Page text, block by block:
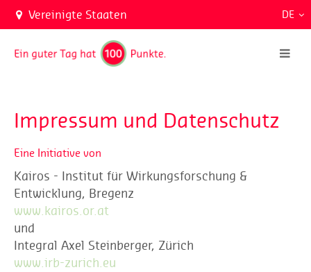
Vereinigte Staaten DE
Impressum und Datenschutz
Eine Initiative von
Kairos - Institut für Wirkungsforschung &
Entwicklung, Bregenz
www.kairos.or.at
und
Integral Axel Steinberger, Zürich
www.irb-zurich.eu